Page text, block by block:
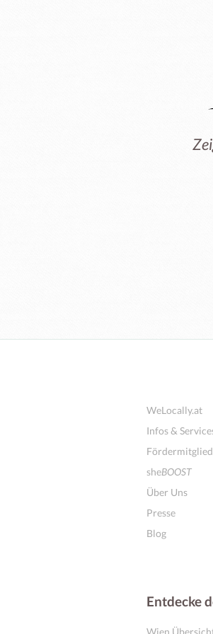
WeLocally.at
Infos &
sheBOOST
Über Uns
Presse
Blog
Entdecke
Wien